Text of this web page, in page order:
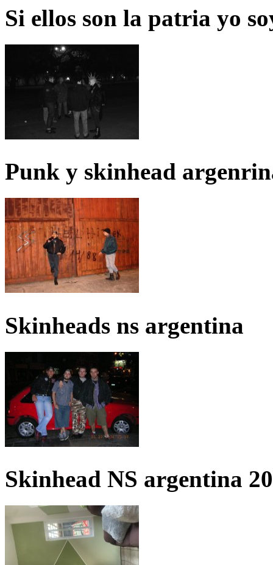
Si ellos son la patria yo
Punk y skinhead
Skinheads ns argentina
Skinhead NS argentina